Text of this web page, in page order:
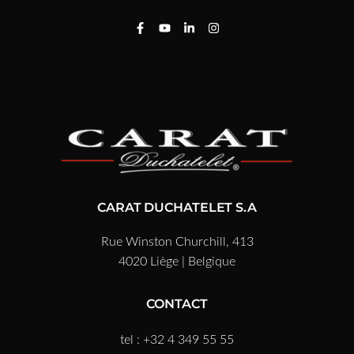
CARAT DUCHATELET S.A
Rue Winston Churchill, 413
4020 Liège | Belgique
CONTACT
tel : +32 4 349 55 55